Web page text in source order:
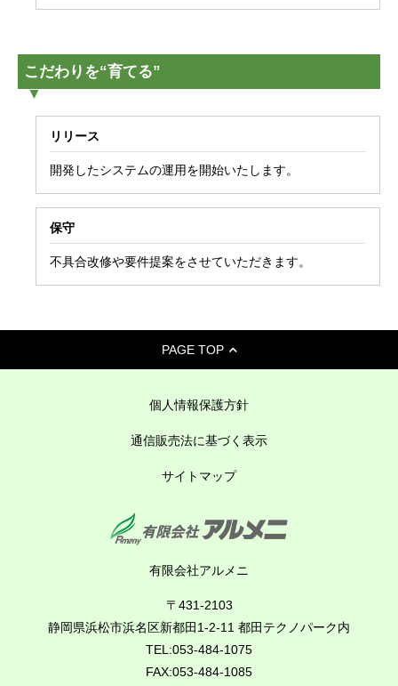
こだわりを“育てる”
リリース
開発したシステムの運用を開始いたします。
保守
不具合改修や要件提案をさせていただきます。
PAGE TOP
個人情報保護方針
通信販売法に基づく表示
サイトマップ
有限会社アルメニ
〒431-2103
静岡県浜松市浜名区新都田1-2-11 都田テクノパーク内
TEL:053-484-1075
FAX:053-484-1085